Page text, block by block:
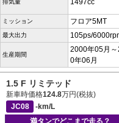
排気量 1497cc
ミッション フロア5MT
最大出力 105ps/
生産期間
2000年05月
0年06月
1.5 F リミテッド
新車時価格124.8万円(税抜)
JC08
-km/L